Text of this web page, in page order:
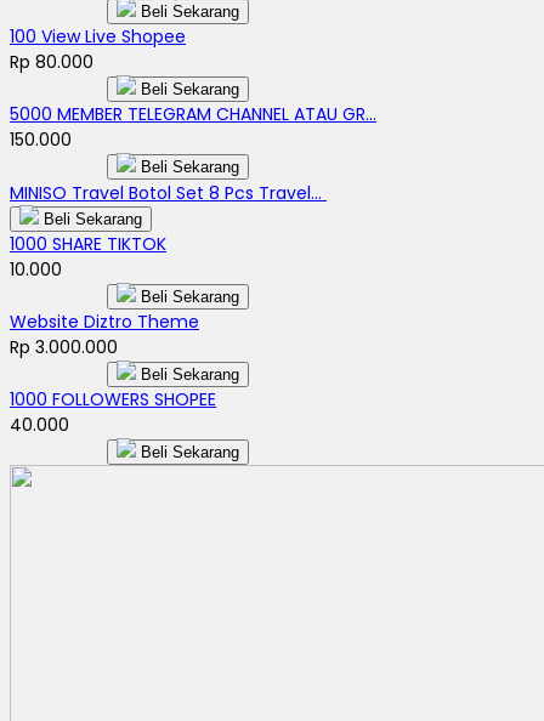
Beli Sekarang
100 View Live Shopee
Rp 80.000
Beli Sekarang
5000 MEMBER TELEGRAM CHANNEL ATAU GR...
150.000
Beli Sekarang
MINISO Travel Botol Set 8 Pcs Travel...
Beli Sekarang
1000 SHARE TIKTOK
10.000
Beli Sekarang
Website Diztro Theme
Rp 3.000.000
Beli Sekarang
1000 FOLLOWERS SHOPEE
40.000
Beli Sekarang